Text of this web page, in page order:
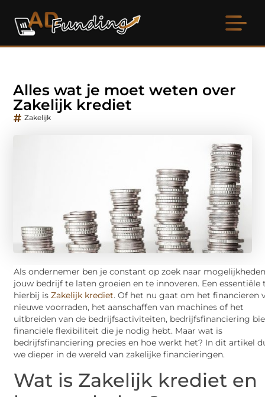
Alles wat je moet weten over
Zakelijk krediet
Zakelijk
Als ondernemer ben je constant op zoek naar
jouw bedrijf te laten groeien en te innoveren. Een essentiële
hierbij isZakelijk krediet. Of het nu gaat om het financieren
nieuwe voorraden, het aanschaffen van machines of het
uitbreiden van de bedrijfsactiviteiten, bedrijfsfinanciering
financiële flexibiliteit die je nodig hebt. Maar wat is
bedrijfsfinanciering precies en hoe werkt het? In dit artikel
we dieper in de wereld van zakelijke financieringen.
Wat is Zakelijk krediet en